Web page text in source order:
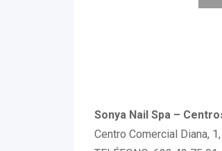
Sonya Nail Spa –
Centro Comercial Diana,